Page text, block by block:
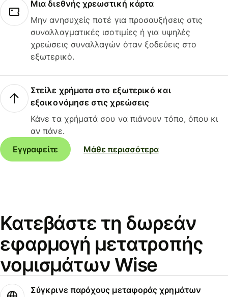
Μια διεθνής χρεωστική κάρτα
Μην ανησυχείς ποτέ για προσαυξήσεις στις
συναλλαγματικές ισοτιμίες ή για υψηλές
χρεώσεις συναλλαγών όταν ξοδεύεις στο
εξωτερικό.
Στείλε χρήματα στο εξωτερικό και
εξοικονόμησε στις χρεώσεις
Κάνε τα χρήματά σου να πιάνουν τόπο, όπου κι
αν πάνε.
Εγγραφείτε
Μάθε περισσότερα
Κατεβάστε τη δωρεάν
εφαρμογή μετατροπής
νομισμάτων Wise
Σύγκρινε παρόχους μεταφοράς χρημάτων